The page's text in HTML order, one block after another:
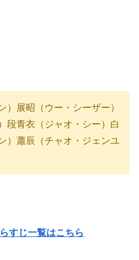
）展昭（ウー・シーザー）
段青衣（ジャオ・シー）白
）蕭辰（チャオ・ジェンユ
すじ一覧はこちら